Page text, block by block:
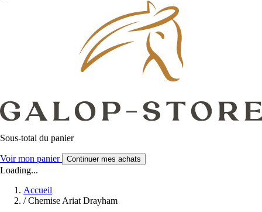
Sous-total du panier
Voir mon panier Continuer mes achats
Loading...
Accueil
/ Chemise Ariat Drayham